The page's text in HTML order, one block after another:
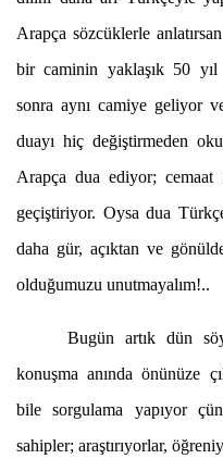
Arapça sözcüklerle
bir caminin yaklaşık 50
sonra aynı camiye geliyor
duayı hiç değiştirmeden
Arapça dua ediyor; cemaat
geçiştiriyor. Oysa dua
daha gür, açıktan ve
olduğumuzu unutmayalım!..
Bugün artık dün
konuşma anında önünüze
bile sorgulama yapıyor
sahipler; araştırıyorlar,